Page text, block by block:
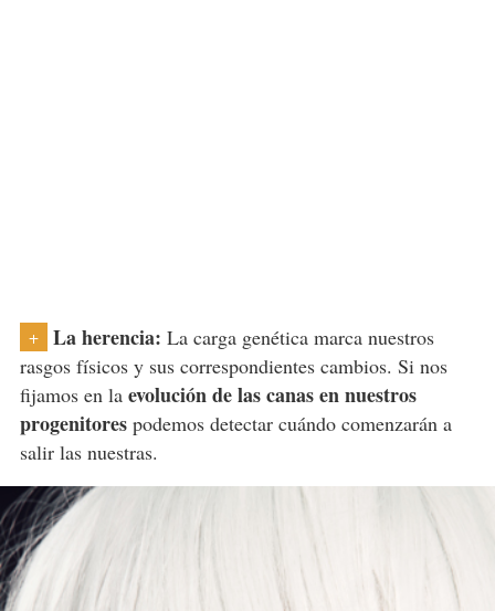
+ La herencia: La carga genética marca nuestros
rasgos físicos y sus correspondientes cambios. Si nos
fijamos en la evolución de las canas en nuestros
progenitorespodemos detectar cuándo comenzarán a
salir las nuestras.